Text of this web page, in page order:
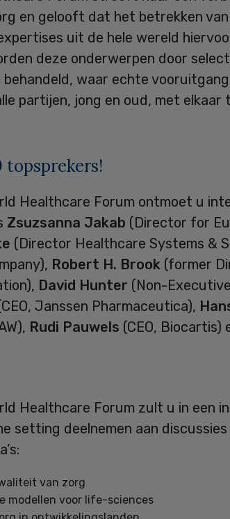
en gelooft dat het betrekken
uit de hele wereld
deze onderwerpen door
behandeld, waar echte
partijen, jong en oud, met elkaar
topsprekers!
Healthcare Forum ontmoet u
Zsuzsanna Jakab (Director for
(Director Healthcare Systems &
Robert H. Brook (former
David Hunter (Non-
Janssen Pharmaceutica),
Rudi Pauwels (CEO, Biocartis)
Healthcare Forum zult u in een
setting deelnemen aan
van zorg
modellen voor life-sciences